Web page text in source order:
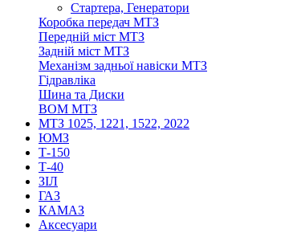
Стартера, Генератори
Коробка передач МТЗ
Передній міст МТЗ
Задній міст МТЗ
Механізм задньої навіски МТЗ
Гідравліка
Шина та Диски
ВОМ МТЗ
МТЗ 1025, 1221, 1522, 2022
ЮМЗ
Т-150
Т-40
ЗІЛ
ГАЗ
КАМАЗ
Аксесуари